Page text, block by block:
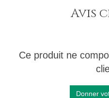
Avis
Ce produit ne
Donner